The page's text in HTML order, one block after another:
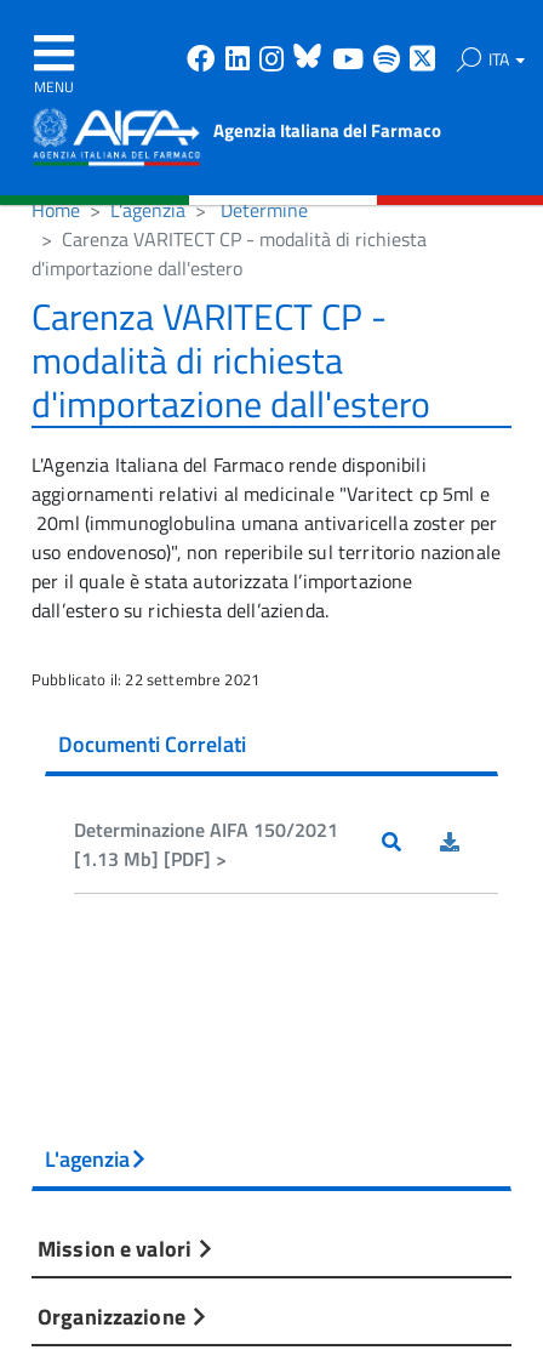
MENU
Facebook
Linkedin
Instagram
Bluesky
Youtube
Spotify ITA
Agenzia Italiana del Farmaco
Home L'agenzia
Determine
Carenza VARITECT CP - modalità di richiesta
d'importazione dall'estero
Carenza VARITECT CP -
modalità di richiesta
d'importazione dall'estero
L'Agenzia Italiana del Farmaco rende disponibili
aggiornamenti relativi al medicinale "Varitect cp 5ml e
20ml (immunoglobulina umana antivaricella zoster per
uso endovenoso)", non reperibile sul territorio nazionale
per il quale è stata autorizzata l’importazione
dall’estero su richiesta dell’azienda.
Pubblicato il: 22 settembre 2021
Documenti Correlati
Determinazione AIFA 150/2021
[1.13 Mb] [PDF] >
L'agenzia
Mission e valori
Organizzazione